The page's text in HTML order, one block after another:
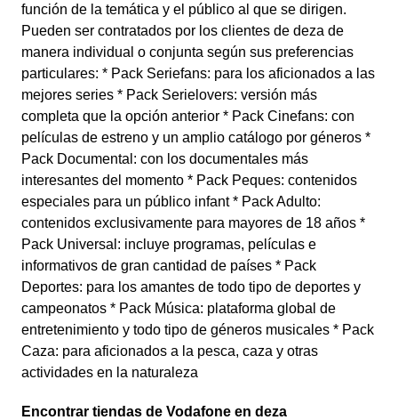
función de la temática y el público al que se dirigen.
Pueden ser contratados por los clientes de deza de
manera individual o conjunta según sus preferencias
particulares: * Pack Seriefans: para los aficionados a las
mejores series * Pack Serielovers: versión más
completa que la opción anterior * Pack Cinefans: con
películas de estreno y un amplio catálogo por géneros *
Pack Documental: con los documentales más
interesantes del momento * Pack Peques: contenidos
especiales para un público infant * Pack Adulto:
contenidos exclusivamente para mayores de 18 años *
Pack Universal: incluye programas, películas e
informativos de gran cantidad de países * Pack
Deportes: para los amantes de todo tipo de deportes y
campeonatos * Pack Música: plataforma global de
entretenimiento y todo tipo de géneros musicales * Pack
Caza: para aficionados a la pesca, caza y otras
actividades en la naturaleza
Encontrar tiendas de Vodafone en deza